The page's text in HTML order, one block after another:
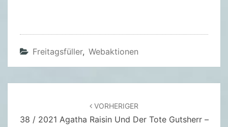
Freitagsfüller, Webaktionen
VORHERIGER
38 / 2021 Agatha Raisin Und Der Tote Gutsherr –